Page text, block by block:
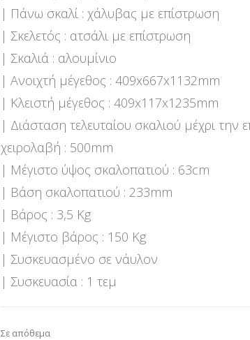
| Πάνω σκαλί : χάλυβας με επίστρωση
| Σκελετός : ατσάλι με επίστρωση
| Σκαλιά : αλουμίνιο
| Ανοιχτή μέγεθος : 409x667x1132mm
| Κλειστή μέγεθος : 409x117x1235mm
| Διάσταση τελευταίου σκαλιού μέχρι την
χειρολαβή : 500mm
| Μέγιστο ύψος σκαλοπατιού : 63cm
| Βάση σκαλοπατιού : 233mm
| Βάρος : 3,5 Κg
| Μέγιστο βάρος : 150 Kg
| Συσκευασμένο σε νάυλον
| Συσκευασία : 1 τεμ
Σε απόθεμα